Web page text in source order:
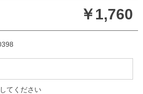
￥1,760
てください